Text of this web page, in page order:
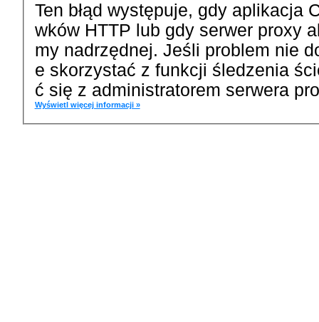
Ten błąd występuje, gdy aplikacja
wków HTTP lub gdy serwer proxy
my nadrzędnej. Jeśli problem nie
e skorzystać z funkcji śledzenia
ć się z administratorem serwera
Wyświetl więcej informacji »